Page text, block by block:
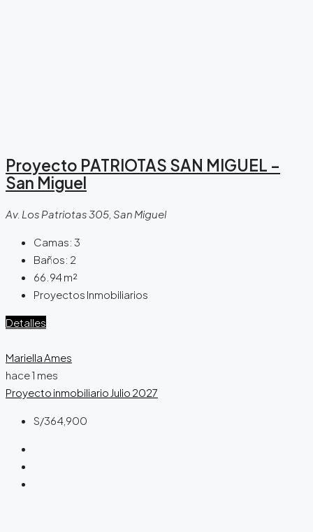
Proyecto PATRIOTAS SAN MIGUEL –
San Miguel
Av. Los Patriotas 305, San Miguel
Camas: 3
Baños: 2
66.94m²
Proyectos Inmobiliarios
Detalles
Mariella Ames
hace 1 mes
Proyecto inmobiliario Julio 2027
S/364,900